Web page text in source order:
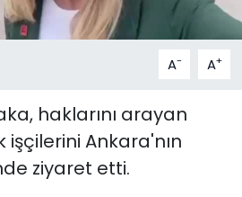
A- A+
haklarını arayan
işçilerini Ankara'nın
ziyaret etti.